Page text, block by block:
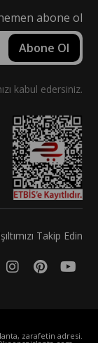
abone ol
Abone Ol
kabul edersiniz.
Işıltımızı Takip Edin
zarafetin adresi.